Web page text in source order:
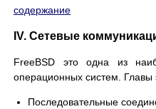
содержание
IV. Сетевые
FreeBSD это одна из
операционных систем. Главы
Последовательные